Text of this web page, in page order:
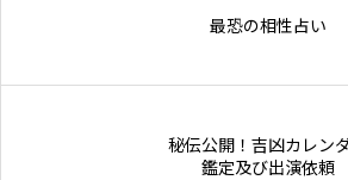
最恐の相性占い
秘伝公開！吉凶カレン
鑑定及び出演依頼